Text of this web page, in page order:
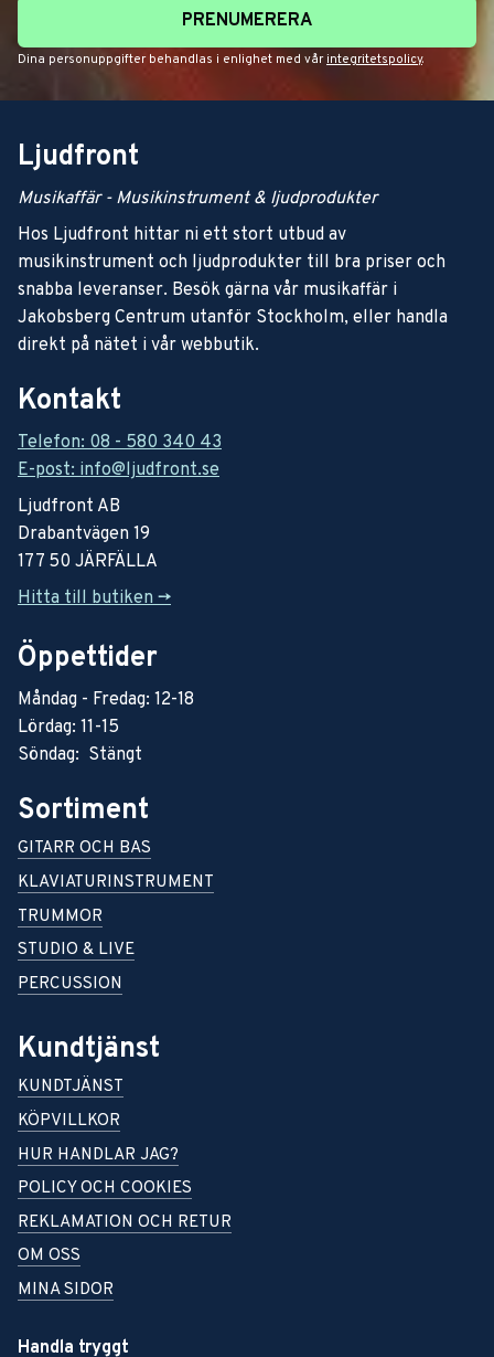
PRENUMERERA
Dina personuppgifter behandlas i enlighet med vår integritetspolicy.
Ljudfront
Musikaffär - Musikinstrument & ljudprodukter
Hos Ljudfront hittar ni ett stort utbud av
musikinstrument och ljudprodukter till bra priser och
snabba leveranser. Besök gärna vår musikaffär i
Jakobsberg Centrum utanför Stockholm, eller handla
direkt på nätet i vår webbutik.
Kontakt
Telefon: 08 - 580 340 43
E-post: info@ljudfront.se
Ljudfront AB
Drabantvägen 19
177 50 JÄRFÄLLA
Hitta till butiken ->
Öppettider
Måndag - Fredag: 12-18
Lördag: 11-15
Söndag: Stängt
Sortiment
GITARR OCH BAS
KLAVIATURINSTRUMENT
TRUMMOR
STUDIO & LIVE
PERCUSSION
Kundtjänst
KUNDTJÄNST
KÖPVILLKOR
HUR HANDLAR JAG?
POLICY OCH COOKIES
REKLAMATION OCH RETUR
OM OSS
MINA SIDOR
Handla tryggt